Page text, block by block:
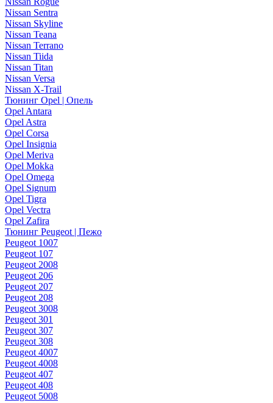
Nissan Sentra
Nissan Skyline
Nissan Teana
Nissan Terrano
Nissan Tiida
Nissan Titan
Nissan Versa
Nissan X-Trail
Тюнинг Opel | Опель
Opel Antara
Opel Astra
Opel Corsa
Opel Insignia
Opel Meriva
Opel Mokka
Opel Omega
Opel Signum
Opel Tigra
Opel Vectra
Opel Zafira
Тюнинг Peugeot | Пежо
Peugeot 1007
Peugeot 107
Peugeot 2008
Peugeot 206
Peugeot 207
Peugeot 208
Peugeot 3008
Peugeot 301
Peugeot 307
Peugeot 308
Peugeot 4007
Peugeot 4008
Peugeot 407
Peugeot 408
Peugeot 5008